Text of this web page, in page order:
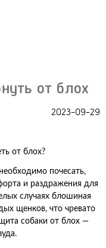
от блох
2023-09-29
почесать,
и раздражения для
случаях блошиная
щенков, что чревато
собаки от блох —